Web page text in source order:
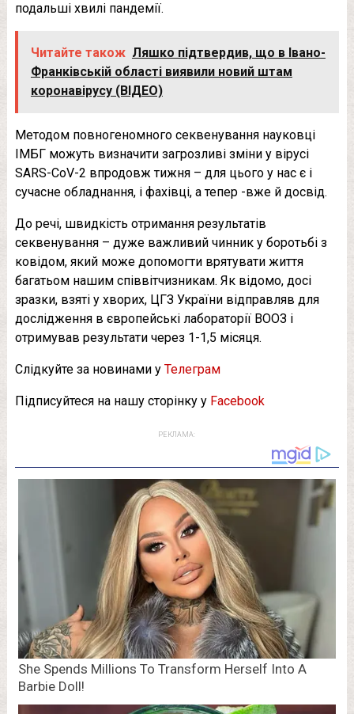
подальші хвилі пандемії.
Читайте також Ляшко підтвердив, що в Івано-
Франківській області виявили новий штам
коронавірусу (ВІДЕО)
Методом повногеномного секвенування науковці
ІМБГ можуть визначити загрозливі зміни у вірусі
SARS-CoV-2 впродовж тижня – для цього у нас є і
сучасне обладнання, і фахівці, а тепер -вже й досвід.
До речі, швидкість отримання результатів
секвенування – дуже важливий чинник у боротьбі з
ковідом, який може допомогти врятувати життя
багатьом нашим співвітчизникам. Як відомо, досі
зразки, взяті у хворих, ЦГЗ України відправляв для
дослідження в європейські лабораторії ВООЗ і
отримував результати через 1-1,5 місяця.
Слідкуйте за новинами у Телеграм
Підписуйтеся на нашу сторінку у Facebook
РЕКЛАМА: